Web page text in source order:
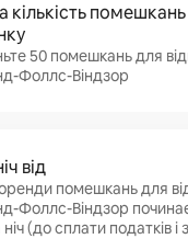
кількість
50 помешкань для
Фоллс-Віндзор
від
помешкань для
Фоллс-Віндзор
(до сплати податків і